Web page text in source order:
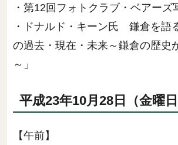
・第12回フォトクラブ・ベアーズ
・ドナルド・キーン氏 鎌倉を
の過去・現在・未来～鎌倉の歴史
～」
平成23年10月28日（金曜日
【午前】